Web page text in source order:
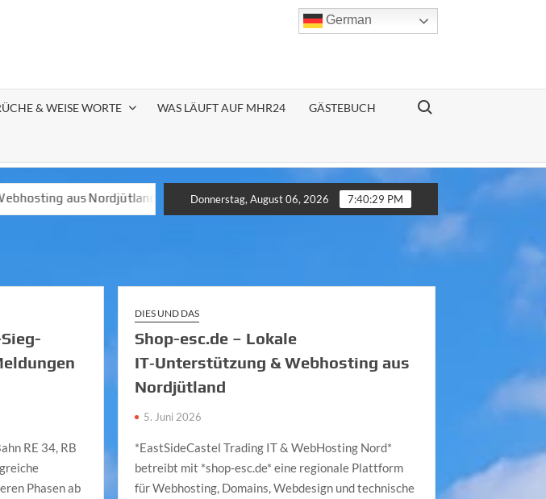
German
& WEISE WORTE WAS LÄUFT AUF MHR24 GÄSTEBUCH
Search for:
Regional Stark und Nah – easybad24.de Deprimierte Kühe
Donnerstag, August 06, 2026 7:40:31 PM
RE 34, RB
Phasen ab
DIES UND DAS
Shop-esc.de – Lokale
IT‑Unterstützung & Webhosting aus
Nordjütland
5. Juni 2026
*EastSideCastel Trading IT & WebHosting Nord*
betreibt mit *shop‑esc.de* eine regionale Plattform
für Webhosting, Domains, Webdesign und technische